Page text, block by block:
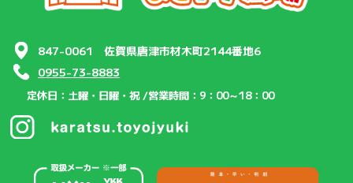
847-0061 佐賀県唐津市材木町2144番地6
0955-73-8883
定休日：土曜・日曜・祝 /営業時間：9：00～18：00